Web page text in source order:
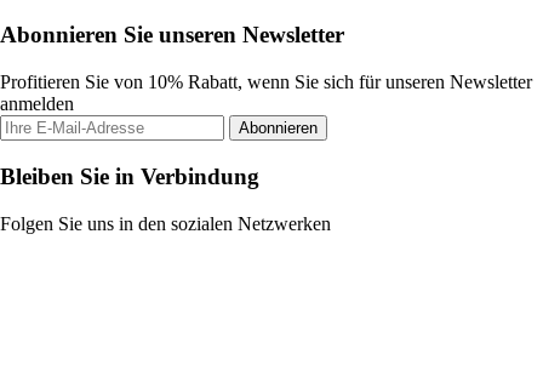
Abonnieren Sie unseren Newsletter
Profitieren Sie von 10% Rabatt, wenn Sie sich für unseren Newsletter
anmelden
Abonnieren
Bleiben Sie in Verbindung
Folgen Sie uns in den sozialen Netzwerken